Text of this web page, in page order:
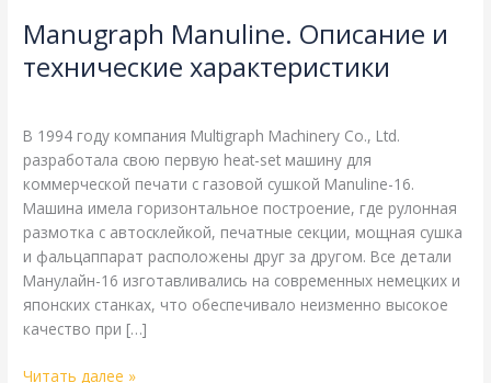
Manugraph Manuline. Описание и
технические характеристики
В 1994 году компания Multigraph Machinery Co., Ltd.
разработала свою первую heat-set машину для
коммерческой печати с газовой сушкой Manuline-16.
Машина имела горизонтальное построение, где рулонная
размотка с автосклейкой, печатные секции, мощная сушка
и фальцаппарат расположены друг за другом. Все детали
Манулайн-16 изготавливались на современных немецких и
японских станках, что обеспечивало неизменно высокое
качество при […]
и
технические
характеристики
Читать далее »